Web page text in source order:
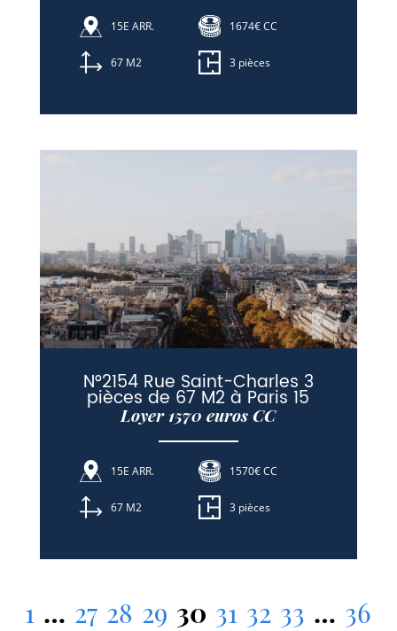
15E ARR. 1674€ CC
67 M2 3 pièces
N°2154 Rue Saint-Charles 3
pièces de 67 M2 à Paris 15
Loyer 1570 euros CC
15E ARR. 1570€ CC
67 M2 3 pièces
1 … 27 28 29 30 31 32 33 … 36